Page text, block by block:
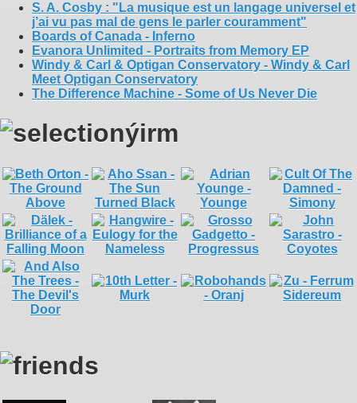
S. A. Cosby : "La musique est un langage universel et
j’ai vu pas mal de gens le parler couramment"
Boards of Canada - Inferno
Evanora Unlimited - Portraits from Memory EP
Windy & Carl & Optigan Conservatory - Windy & Carl
Meet Optigan Conservatory
The Difference Machine - Some of Us Never Die